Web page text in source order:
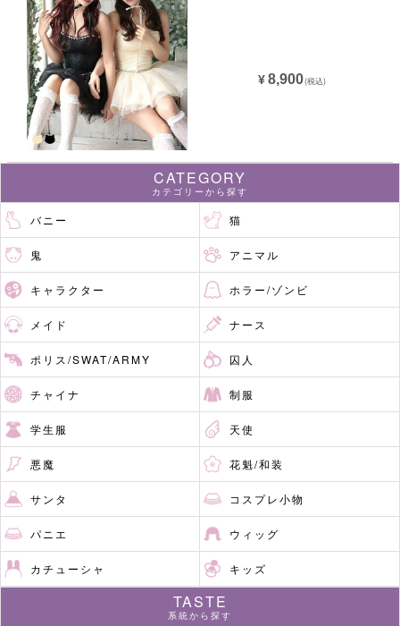
¥ 8,900(税込)
CATEGORY
カテゴリーから探す
バニー 猫
鬼 アニマル
キャラクター ホラー/ゾンビ
メイド ナース
ポリス/SWAT/ARMY 囚人
チャイナ 制服
学生服 天使
悪魔 花魁/和装
サンタ コスプレ小物
パニエ ウィッグ
カチューシャ キッズ
TASTE
系統から探す